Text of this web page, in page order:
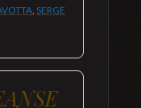
, SERGE